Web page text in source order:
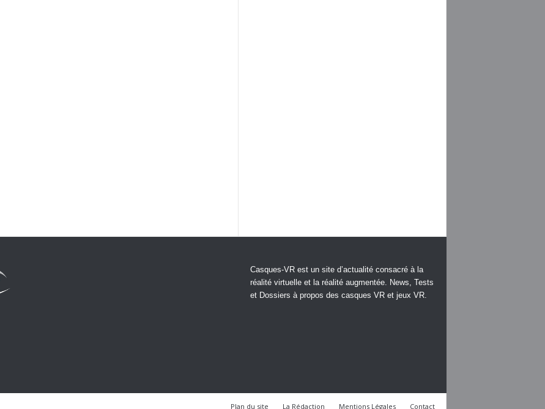
Casques-VR est un site d’actualité consacré à la
réalité virtuelle et la réalité augmentée. News, Tests
et Dossiers à propos des casques VR et jeux VR.
Plan du site La Rédaction Mentions Légales Contact